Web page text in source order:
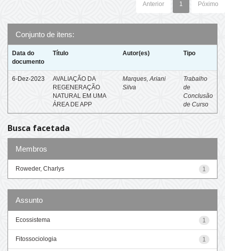
Anterior 1 Póximo
Conjunto de itens:
Data do
documento
Título Autor(es) Tipo
6-Dez-2023
AVALIAÇÃO DA
REGENERAÇÃO
NATURAL EM UMA
ÁREA DE APP
Marques, Ariani
Silva
Trabalho
de
Conclusão
de Curso
Busca facetada
Membros
1
Roweder, Charlys
Assunto
1
Ecossistema
1
Fitossociologia